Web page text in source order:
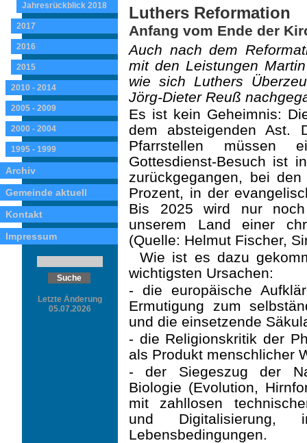
Jahresrückblick 2018
2017
2016
2015
2010 - 2014
2005 - 2009
2000 - 2004
1995 - 1999
Archiv
Gemeinde aktuell
Kontakt
Impressum
Letzte Änderung
05.07.2026
Luthers Reformation
Anfang vom Ende der
Auch nach dem
mit den Leistungen
wie sich Luthers
Jörg-Dieter Reuß
Es ist kein Geheimnis:
dem absteigenden Ast.
Pfarrstellen müssen
Gottesdienst-Besuch ist
zurückgegangen, bei
Prozent, in der
Bis 2025 wird nur
unserem Land einer
(Quelle: Helmut Fischer,
Wie ist es dazu
wichtigsten Ursachen:
- die europäische
Ermutigung zum
und die einsetzende
- die Religionskritik der
als Produkt menschlicher
- der Siegeszug der
Biologie (Evolution,
mit zahllosen
und Digitalisierung,
Lebensbedingungen.